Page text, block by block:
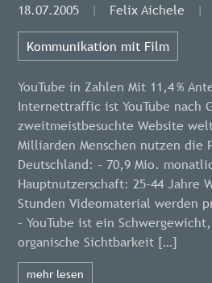
18.07.2005 | Felix Aichele |
Kommunikation mit Film
YouTube in Zahlen Mit 11,4 %
Internettraffic ist YouTube nach
zweitmeistbesuchte Website
Milliarden Menschen nutzen die
Deutschland: – 70,9 Mio.
Hauptnutzerschaft: 25–44 Jahre
Stunden Videomaterial werden
– YouTube ist ein
organische Sichtbarkeit […]
mehr lesen